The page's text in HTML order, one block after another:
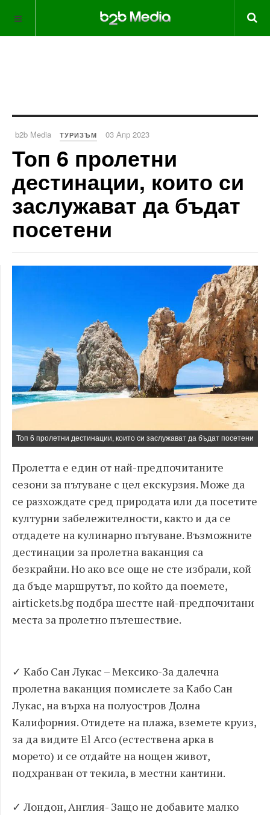
b2b Media ТУРИЗЪМ 03 Апр 2023
Топ 6 пролетни
дестинации, които си
заслужават да бъдат
посетени
Топ 6 пролетни дестинации, които си заслужават да бъдат посетени
Пролетта е един от най-предпочитаните
сезони за пътуване с цел екскурзия. Може да
се разхождате сред природата или да посетите
културни забележителности, както и да се
отдадете на кулинарно пътуване. Възможните
дестинации за пролетна ваканция са
безкрайни. Но ако все още не сте избрали, кой
да бъде маршрутът, по който да поемете,
airtickets.bg подбра шестте най-предпочитани
места за пролетно пътешествие.
✓ Кабо Сан Лукас – Мексико-За далечна
пролетна ваканция помислете за Кабо Сан
Лукас, на върха на полуостров Долна
Калифорния. Отидете на плажа, вземете круиз,
за ​​да видите El Arco (естествена арка в
морето) и се отдайте на нощен живот,
подхранван от текила, в местни кантини.
✓ Лондон, Англия- Защо не добавите малко